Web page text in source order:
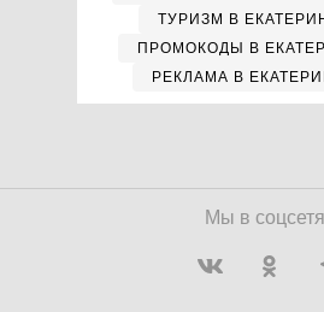
ТУРИЗМ В
ПРОМОКОДЫ В
РЕКЛАМА В
Мы в